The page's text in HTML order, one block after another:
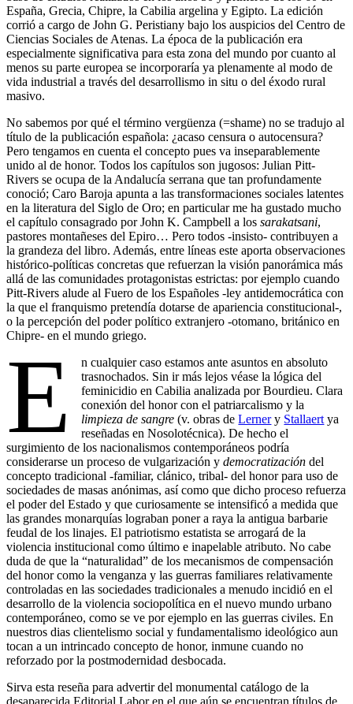
España, Grecia, Chipre, la Cabilia argelina y Egipto. La edición
corrió a cargo de John G. Peristiany bajo los auspicios del Centro de
Ciencias Sociales de Atenas. La época de la publicación era
especialmente significativa para esta zona del mundo por cuanto al
menos su parte europea se incorporaría ya plenamente al modo de
vida industrial a través del desarrollismo in situ o del éxodo rural
masivo.
No sabemos por qué el término vergüenza (=shame) no se tradujo al
título de la publicación española: ¿acaso censura o autocensura?
Pero tengamos en cuenta el concepto pues va inseparablemente
unido al de honor. Todos los capítulos son jugosos: Julian Pitt-
Rivers se ocupa de la Andalucía serrana que tan profundamente
conoció; Caro Baroja apunta a las transformaciones sociales latentes
en la literatura del Siglo de Oro; en particular me ha gustado mucho
el capítulo consagrado por John K. Campbell a los sarakatsani,
pastores montañeses del Epiro… Pero todos -insisto- contribuyen a
la grandeza del libro. Además, entre líneas este aporta observaciones
histórico-políticas concretas que refuerzan la visión panorámica más
allá de las comunidades protagonistas estrictas: por ejemplo cuando
Pitt-Rivers alude al Fuero de los Españoles -ley antidemocrática con
la que el franquismo pretendía dotarse de apariencia constitucional-,
o la percepción del poder político extranjero -otomano, británico en
Chipre- en el mundo griego.
E
n cualquier caso estamos ante asuntos en absoluto
trasnochados. Sin ir más lejos véase la lógica del
feminicidio en Cabilia analizada por Bourdieu. Clara
conexión del honor con el patriarcalismo y la
limpieza de sangre (v. obras deLernery Stallaert ya
reseñadas en Nosolotécnica). De hecho el
surgimiento de los nacionalismos contemporáneos podría
considerarse un proceso de vulgarización y democratización del
concepto tradicional -familiar, clánico, tribal- del honor para uso de
sociedades de masas anónimas, así como que dicho proceso refuerza
el poder del Estado y que curiosamente se intensificó a medida que
las grandes monarquías lograban poner a raya la antigua barbarie
feudal de los linajes. El patriotismo estatista se arrogará de la
violencia institucional como último e inapelable atributo. No cabe
duda de que la “naturalidad” de los mecanismos de compensación
del honor como la venganza y las guerras familiares relativamente
controladas en las sociedades tradicionales a menudo incidió en el
desarrollo de la violencia sociopolítica en el nuevo mundo urbano
contemporáneo, como se ve por ejemplo en las guerras civiles. En
nuestros dias clientelismo social y fundamentalismo ideológico aun
tocan a un intrincado concepto de honor, inmune cuando no
reforzado por la postmodernidad desbocada.
Sirva esta reseña para advertir del monumental catálogo de la
desaparecida Editorial Labor en el que aún se encuentran títulos de